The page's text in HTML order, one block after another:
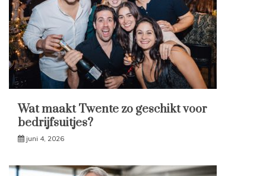
Wat maakt Twente zo geschikt voor
bedrijfsuitjes?
juni 4, 2026